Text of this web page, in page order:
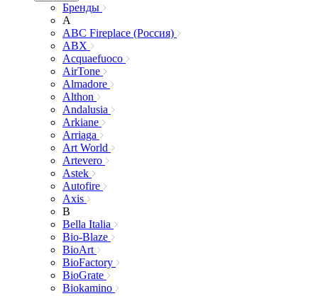
Бренды
A
ABC Fireplace (Россия)
ABX
Acquaefuoco
AirTone
Almadore
Althon
Andalusia
Arkiane
Arriaga
Art World
Artevero
Astek
Autofire
Axis
B
Bella Italia
Bio-Blaze
BioArt
BioFactory
BioGrate
Biokamino